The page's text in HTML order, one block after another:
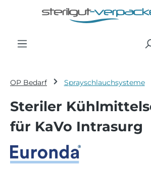
Zum Hauptinhalt springen
OP Bedarf Sprayschlauchsysteme
Steriler
für KaVo Intrasurg